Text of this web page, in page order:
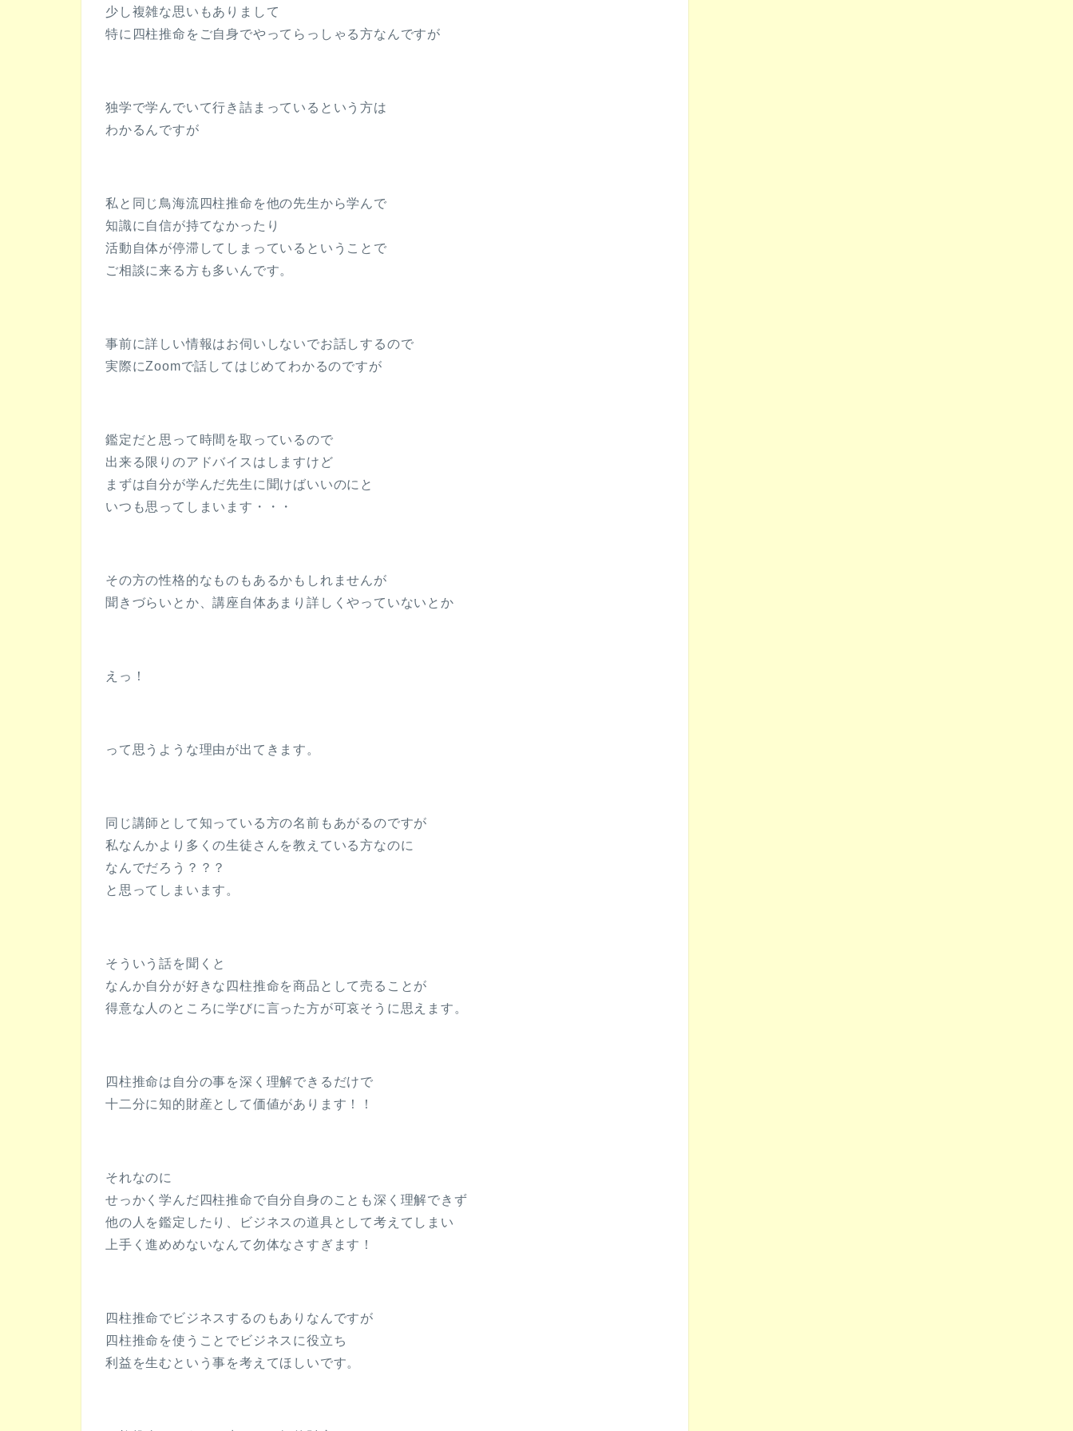
少し複雑な思いもありまして
特に四柱推命をご自身でやってらっしゃる方なんですが
独学で学んでいて行き詰まっているという方は
わかるんですが
私と同じ鳥海流四柱推命を他の先生から学んで
知識に自信が持てなかったり
活動自体が停滞してしまっているということで
ご相談に来る方も多いんです。
事前に詳しい情報はお伺いしないでお話しするので
実際にZoomで話してはじめてわかるのですが
鑑定だと思って時間を取っているので
出来る限りのアドバイスはしますけど
まずは自分が学んだ先生に聞けばいいのにと
いつも思ってしまいます・・・
その方の性格的なものもあるかもしれませんが
聞きづらいとか、講座自体あまり詳しくやっていないとか
えっ！
って思うような理由が出てきます。
同じ講師として知っている方の名前もあがるのですが
私なんかより多くの生徒さんを教えている方なのに
なんでだろう？？？
と思ってしまいます。
そういう話を聞くと
なんか自分が好きな四柱推命を商品として売ることが
得意な人のところに学びに言った方が可哀そうに思えます。
四柱推命は自分の事を深く理解できるだけで
十二分に知的財産として価値があります！！
それなのに
せっかく学んだ四柱推命で自分自身のことも深く理解できず
他の人を鑑定したり、ビジネスの道具として考えてしまい
上手く進めめないなんて勿体なさすぎます！
四柱推命でビジネスするのもありなんですが
四柱推命を使うことでビジネスに役立ち
利益を生むという事を考えてほしいです。